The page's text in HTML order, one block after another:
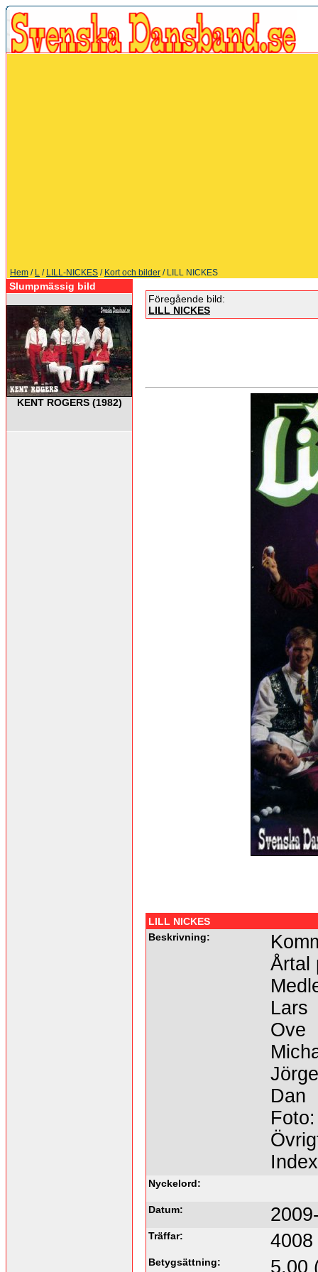
Hem / L / LILL-NICKES / Kort och bilder / LILL NICKES
Slumpmässig bild
KENT ROGERS (1982)
Föregående bild:
LILL NICKES
LILL NICKES
Beskrivning:
Årtal
Lars
Ove
Dan
Nyckelord:
Datum:
Träffar: 4008
Betygsättning: 5.00